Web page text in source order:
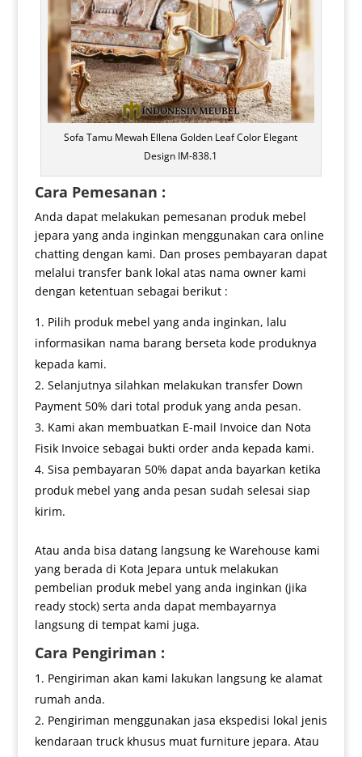
Sofa Tamu Mewah Ellena Golden Leaf Color Elegant
Design IM-838.1
Cara Pemesanan :
Anda dapat melakukan pemesanan produk mebel
jepara yang anda inginkan menggunakan cara online
chatting dengan kami. Dan proses pembayaran dapat
melalui transfer bank lokal atas nama owner kami
dengan ketentuan sebagai berikut :
Pilih produk mebel yang anda inginkan, lalu
informasikan nama barang berseta kode produknya
kepada kami.
Selanjutnya silahkan melakukan transfer Down
Payment 50% dari total produk yang anda pesan.
Kami akan membuatkan E-mail Invoice dan Nota
Fisik Invoice sebagai bukti order anda kepada kami.
Sisa pembayaran 50% dapat anda bayarkan ketika
produk mebel yang anda pesan sudah selesai siap
kirim.
Atau anda bisa datang langsung ke Warehouse kami
yang berada di Kota Jepara untuk melakukan
pembelian produk mebel yang anda inginkan (jika
ready stock) serta anda dapat membayarnya
langsung di tempat kami juga.
Cara Pengiriman :
Pengiriman akan kami lakukan langsung ke alamat
rumah anda.
Pengiriman menggunakan jasa ekspedisi lokal jenis
kendaraan truck khusus muat furniture jepara. Atau